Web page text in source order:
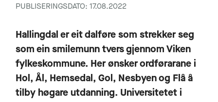
PUBLISERINGSDATO: 17.08.2022
Hallingdal er eit dalføre som strekker seg
som ein smilemunn tvers gjennom Viken
fylkeskommune. Her ønsker ordførarane i
Hol, Ål, Hemsedal, Gol, Nesbyen og Flå å
tilby høgare utdanning. Universitetet i